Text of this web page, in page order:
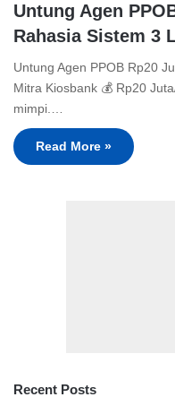
Untung Agen
Rahasia Sistem 3
Untung Agen PPOB Rp20
Mitra Kiosbank 💰 Rp20
mimpi.…
Read More »
Recent Posts